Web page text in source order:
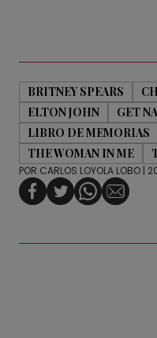
BRITNEY SPEARS
ELTON JOHN
GET
LIBRO DE MEMORIAS
THE WOMAN IN ME
POR CARLOS LOYOLA LOBO |